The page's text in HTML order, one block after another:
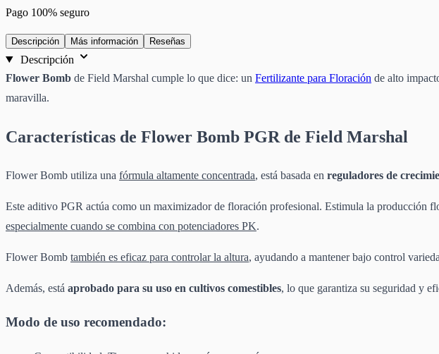
Pago 100% seguro
Descripción Más información Reseñas
Descripción
Flower Bomb de Field Marshal cumple lo que dice: un Fertilizante para Floración de alto
maravilla.
Características de Flower Bomb PGR de Field Marshal
Flower Bomb utiliza una fórmula altamente concentrada, está basada en reguladores de
Este aditivo PGR actúa como un maximizador de floración profesional. Estimula la producción
especialmente cuando se combina con potenciadores PK.
Flower Bomb también es eficaz para controlar la altura, ayudando a mantener bajo control
Además, está aprobado para su uso en cultivos comestibles, lo que garantiza su seguridad y
Modo de uso recomendado: